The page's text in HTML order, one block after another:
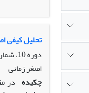
ظرفیت
تحلیل کیفی
دوره 10، شماره 35، زمستان 1395، صفحه
اصغر زمانی
چکیده در